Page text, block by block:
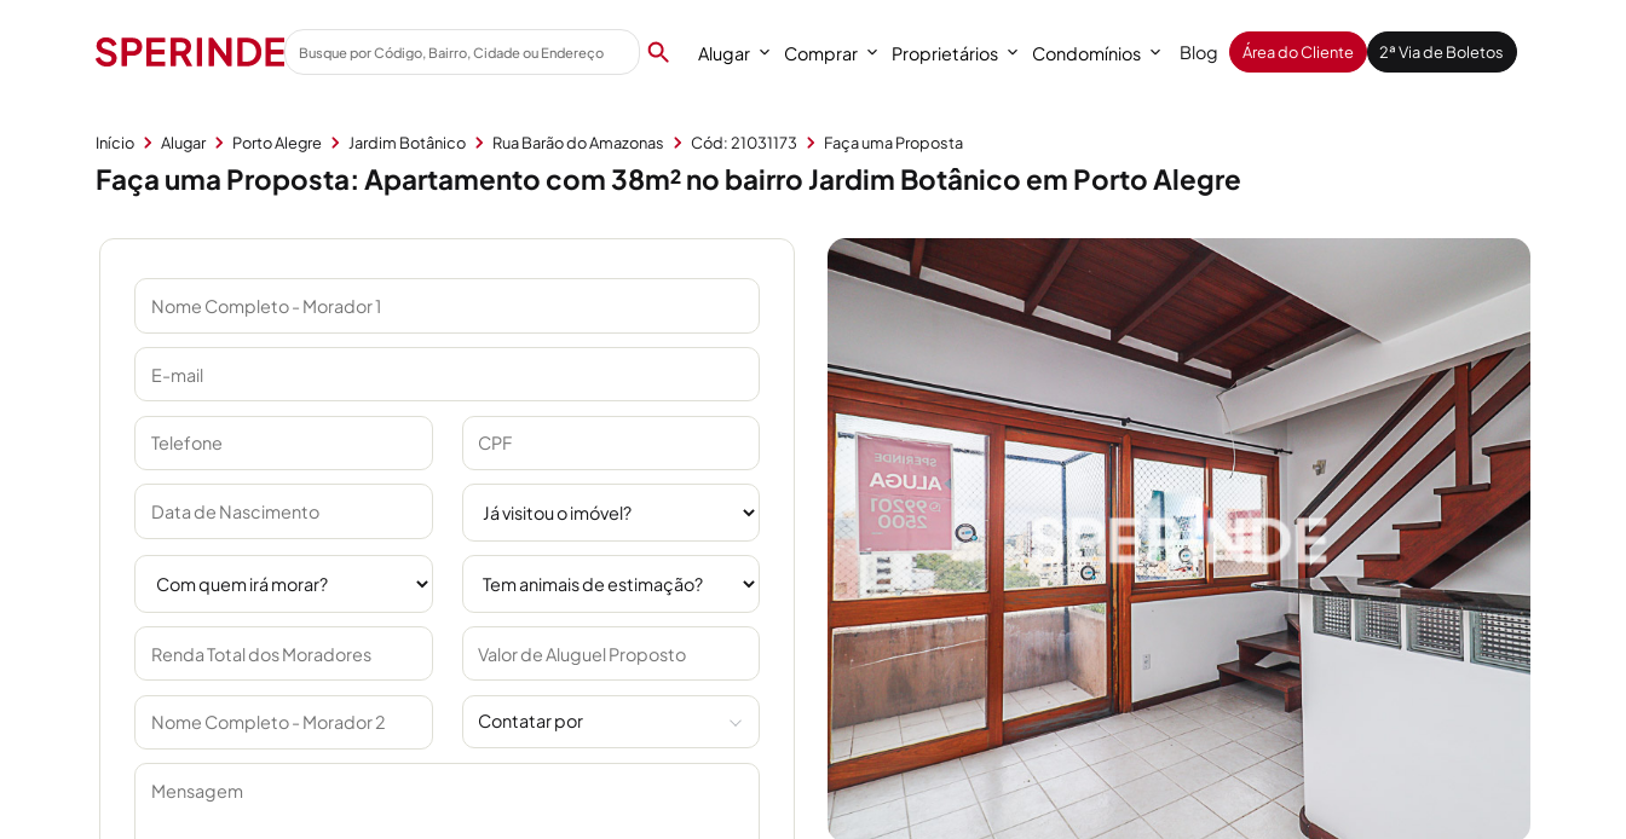
Alugar Comprar Proprietários Condomínios Blog Área do Cliente 2ª Via de Boletos
Início Alugar Porto Alegre Jardim Botânico Rua Barão do Amazonas Cód: 21031173 Faça uma Proposta
Faça uma Proposta: Apartamento com 38m² no bairro Jardim Botânico em Porto Alegre
Contatar por